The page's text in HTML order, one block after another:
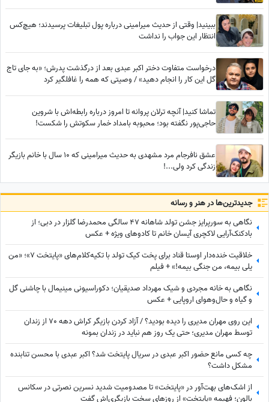
ببینید| وقتی از حدیث میرامینی درباره پول تبلیغات پرسیدند؛ هیچ‌کس
انتظار این جواب را نداشت
درخواست متفاوت دختر اکبر عبدی بعد از درگذشت پدرش؛ «به جای تاج
گل این کار را انجام دهید» / وصیتی که همه را غافلگیر کرد
تماشا کنید| آنچه ترلان پروانه تا امروز درباره رابطه‌اش با شروین
حاجی‌پور نگفته بود؛ محبوبه بامداد خمار سکوتش را شکست!
عشق نافرجام مرد مشهدی به حدیث میرامینی که 10 سال با خانم بازیگر
زندگی کرد ولی...!
جدید‌ترین‌ها در هنر و رسانه
نگاهی به سورپرایز جشن تولد شاهانه 47 سالگی محمدرضا گلزار در دبی؛ از
بادکنک‌آرایی لاکچری آیسان خانم تا کادوهای ویژه + عکس
خلاقیت خنده‌دار اوستا قناد برای پخت کیک تولد با تکیه‌کلام‌های «پایتخت 7»؛ «من
یلی بیمه، من جنگی بیمه!» + فیلم
نگاهی به خانه مجردی و شیک مهرداد صدیقیان؛ دکوراسیونی مینیمال با چاشنی گل
و گیاه و حال‌وهوای اروپایی + عکس
این روی مهران مدیری را دیده بودید؟ / آزاد کردن بازیگر کراش دهه 70 از زندان
توسط مهران مدیری؛ حتی یک روز هم نباید در زندان بمونه
چه کسی مانع حضور اکبر عبدی در سریال پایتخت شد؟ اکبر عبدی با محسن تنابنده
مشکل داشت؟
از اشک‌های بهت‌آور در «پایتخت» تا مصدومیت شدید نسرین نصرتی در سکانس
بالون؛ فهیمه «پایتخت» از روزهای سخت بازیگری‌اش گفت